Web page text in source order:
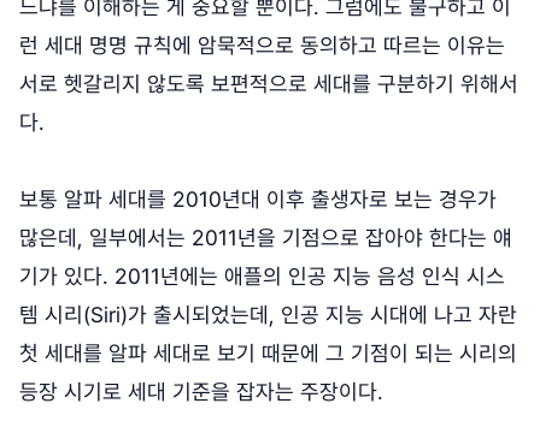
느냐를 이해하는 게 중요할 뿐이다. 그럼에도 불구하고 이
런 세대 명명 규칙에 암묵적으로 동의하고 따르는 이유는
서로 헷갈리지 않도록 보편적으로 세대를 구분하기 위해서
다.
보통 알파 세대를 2010년대 이후 출생자로 보는 경우가
많은데, 일부에서는 2011년을 기점으로 잡아야 한다는 얘
기가 있다. 2011년에는 애플의 인공 지능 음성 인식 시스
템 시리(Siri)가 출시되었는데, 인공 지능 시대에 나고 자란
첫 세대를 알파 세대로 보기 때문에 그 기점이 되는 시리의
등장 시기로 세대 기준을 잡자는 주장이다.